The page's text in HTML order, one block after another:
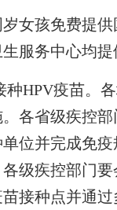
孩免费提供
服务中心均
HPV疫苗。各
各省级疾控
位并完成免
级疾控部门
接种点并通